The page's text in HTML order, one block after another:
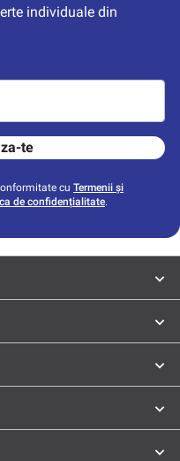
individuale din
te
cu Termenii și
de confidențialitate.